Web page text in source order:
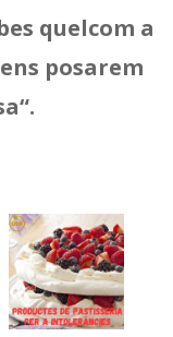
quelcom a
posarem